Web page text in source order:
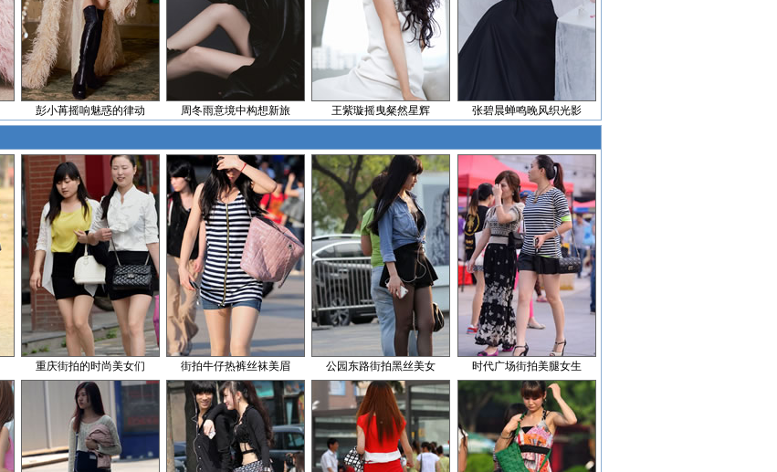
彭小苒摇响魅惑的律动 周冬雨意境中构想新旅 王紫璇摇曳粲然星辉 张碧晨蝉鸣晚风织光影
重庆街拍的时尚美女们 街拍牛仔热裤丝袜美眉 公园东路街拍黑丝美女 时代广场街拍美腿女生